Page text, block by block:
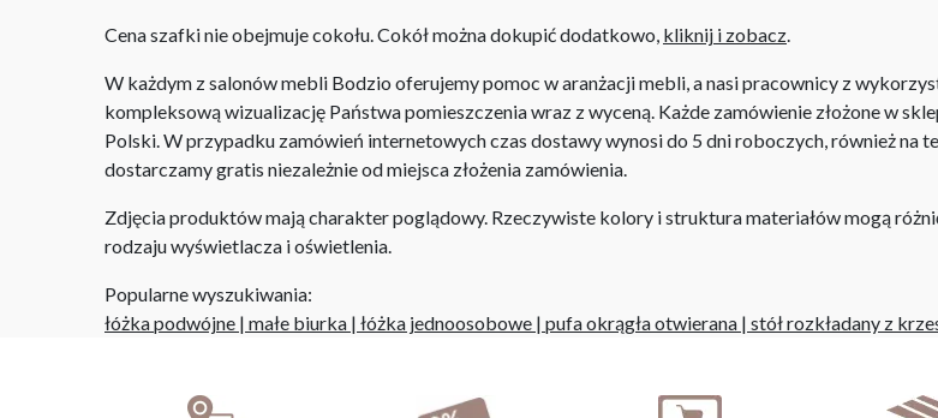
Cena szafki nie obejmuje cokołu. Cokół można dokupić dodatkowo, kliknij i zobacz.
W każdym z salonów mebli Bodzio oferujemy pomoc w aranżacji mebli, a nasi pracownicy z
kompleksową wizualizację Państwa pomieszczenia wraz z wyceną. Każde zamówienie złożone w
Polski. W przypadku zamówień internetowych czas dostawy wynosi do 5 dni roboczych, również na
dostarczamy gratis niezależnie od miejsca złożenia zamówienia.
Zdjęcia produktów mają charakter poglądowy. Rzeczywiste kolory i struktura materiałów mogą
rodzaju wyświetlacza i oświetlenia.
Popularne wyszukiwania:
łóżka podwójne | małe biurka | łóżka jednoosobowe | pufa okrągła otwierana | stół rozkładany z